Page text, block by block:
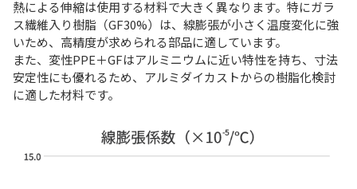
熱による伸縮は使用する材料で大きく異なります。特にガラ
ス繊維入り樹脂（GF30%）は、線膨張が小さく温度変化に強
いため、高精度が求められる部品に適しています。
また、変性PPE＋GFはアルミニウムに近い特性を持ち、寸法
安定性にも優れるため、アルミダイカストからの樹脂化検討
に適した材料です。